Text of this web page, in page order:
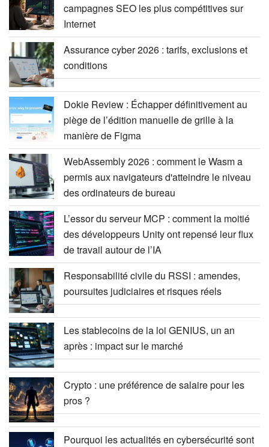
campagnes SEO les plus compétitives sur
Internet
Assurance cyber 2026 : tarifs, exclusions et
conditions
Dokie Review : Échapper définitivement au
piège de l’édition manuelle de grille à la
manière de Figma
WebAssembly 2026 : comment le Wasm a
permis aux navigateurs d'atteindre le niveau
des ordinateurs de bureau
L’essor du serveur MCP : comment la moitié
des développeurs Unity ont repensé leur flux
de travail autour de l’IA
Responsabilité civile du RSSI : amendes,
poursuites judiciaires et risques réels
Les stablecoins de la loi GENIUS, un an
après : impact sur le marché
Crypto : une préférence de salaire pour les
pros ?
Pourquoi les actualités en cybersécurité sont